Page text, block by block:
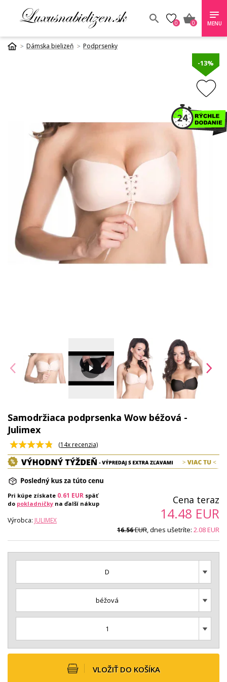
0 0 MENU
Dámska bielizeň Podprsenky
-13%
Samodržiaca podprsenka Wow béžová -
Julimex
(14x recenzia)
Pri kúpe získate 0.61 EUR späť
do pokladničky na ďalší nákup
Výrobca: JULIMEX
Cena teraz
14.48 EUR
16.56EUR, dnes ušetríte: 2.08EUR
D
béžová
1
VLOŽIŤ DO KOŠÍKA